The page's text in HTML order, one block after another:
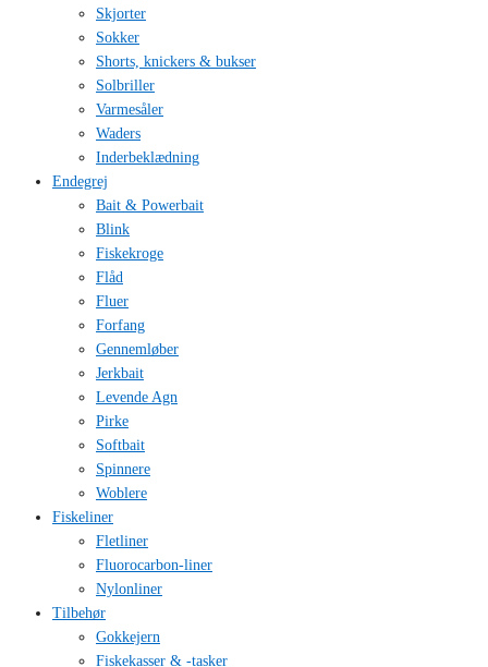
Skjorter
Sokker
Shorts, knickers & bukser
Solbriller
Varmesåler
Waders
Inderbeklædning
Endegrej
Bait & Powerbait
Blink
Fiskekroge
Flåd
Fluer
Forfang
Gennemløber
Jerkbait
Levende Agn
Pirke
Softbait
Spinnere
Woblere
Fiskeliner
Fletliner
Fluorocarbon-liner
Nylonliner
Tilbehør
Gokkejern
Fiskekasser & -tasker